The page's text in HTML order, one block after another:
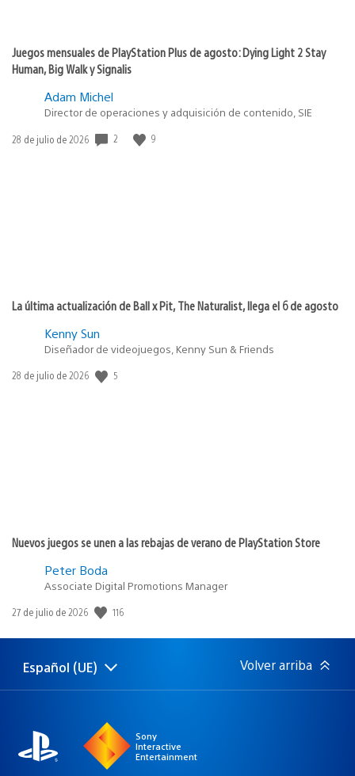
Juegos mensuales de PlayStation Plus de agosto: Dying Light 2 Stay
Human, Big Walk y Signalis
Adam Michel
Director de operaciones y adquisición de contenido, SIE
Fecha
28 de julio de 2026 2 9
La última actualización de Ball x Pit, The Naturalist, llega el 6 de agosto
Kenny Sun
Diseñador de videojuegos, Kenny Sun & Friends
Fecha
28 de julio de 2026 5
Nuevos juegos se unen a las rebajas de verano de PlayStation Store
Peter Boda
Associate Digital Promotions Manager
Fecha
publicación:
27 de julio de 2026 116
Selecciona
una
Región
actual:
Español (UE) Volver arriba
Sony
Interactive
Entertainment